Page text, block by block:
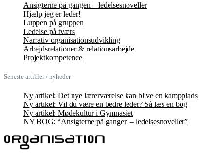
Ansigterne på gangen – ledelsesnoveller
Hjælp jeg er leder!
Luppen på gruppen
Ledelse på tværs
Narrativ organisationsudvikling
Arbejdsrelationer & relationsarbejde
Projektkompetence
Seneste artikler / nyheder
Ny artikel: Det nye lærerværelse kan blive en kampplads
Ny artikel: Vil du være en bedre leder? Så læs en bog
Ny artikel: Mødekultur i Gymnasiet
NY BOG: “Ansigterne på gangen – ledelsesnoveller”